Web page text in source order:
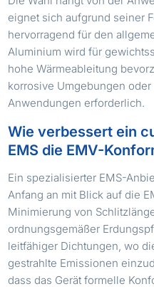
eignet sich aufgrund seiner
hervorragend für den
Aluminium wird für
hohe Wärmeableitung
korrosive Umgebungen
Anwendungen erforderlich.
Wie verbessert ein
EMS die EMV-
Ein spezialisierter EMS-
Anfang an mit Blick auf die
Minimierung von
ordnungsgemäßer
leitfähiger Dichtungen, wo
gestrahlte Emissionen
dass das Gerät formelle